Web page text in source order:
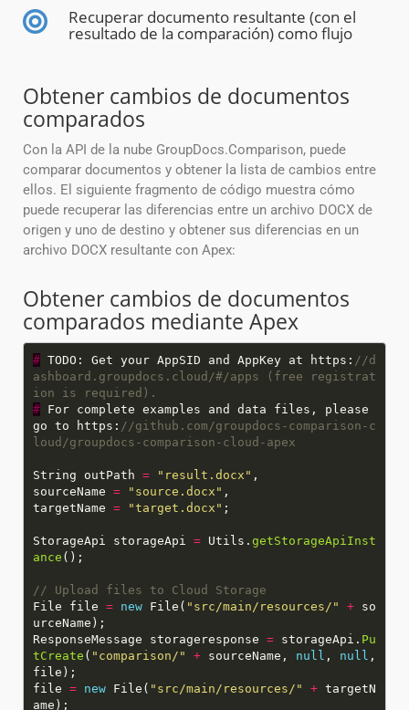
Recuperar documento resultante (con el
resultado de la comparación) como flujo
Obtener cambios de documentos
comparados
Con la API de la nube GroupDocs.Comparison, puede
comparar documentos y obtener la lista de cambios entre
ellos. El siguiente fragmento de código muestra cómo
puede recuperar las diferencias entre un archivo DOCX de
origen y uno de destino y obtener sus diferencias en un
archivo DOCX resultante con Apex:
Obtener cambios de documentos
comparados mediante Apex
#TODO: Get your AppSID and AppKey at https: //d
ashboard.groupdocs.cloud/#/apps (free registrat
ion is required).
#For complete examples and data files, please
go to https: //github.com/groupdocs-comparison-c
loud/groupdocs-comparison-cloud-apex
String outPath = "result.docx"
sourceName = "source.docx"
targetName = "target.docx"
StorageApi storageApi =Utils. getStorageApiInst
ance
// Upload files to Cloud Storage
File file = newFile( "src/main/resources/" +so
ResponseMessage storageresponse =storageApi. Pu
tCreate ( "comparison/" +sourceName, null , null ,
file = newFile( "src/main/resources/" +targetN